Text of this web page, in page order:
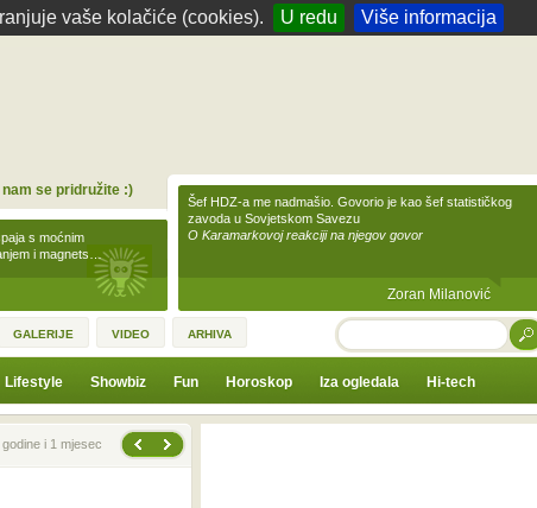
vaše kolačiće (cookies). U redu Više informacija
s moćnim
i magnets…
nam se pridružite :)
Šef HDZ-a me nadmašio. Govorio je kao šef statističkog
zavoda u Sovjetskom Savezu
O Karamarkovoj reakciji na njegov govor
Zoran Milanović
GALERIJE VIDEO ARHIVA TRAŽI
Lifestyle Showbiz Fun Horoskop Iza ogledala Hi-tech
i 1 mjesec